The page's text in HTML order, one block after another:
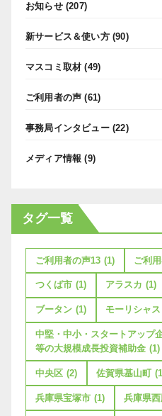
お知らせ(207)
新サービス＆使い方(90)
マスコミ取材 (49)
ご利用者の声 (61)
事務局インタビュー(22)
メディア情報 (9)
タグ一覧
ご利用者の声13 (1) ご利
つくば市 (1) アラスカ (1)
ブータン (1) モーリシャス
中堅・中小・スタートアップ
等の大規模成長投資補助金 (1)
中央区 (2) 佐賀県基山町
兵庫県宝塚市 (1) 兵庫県